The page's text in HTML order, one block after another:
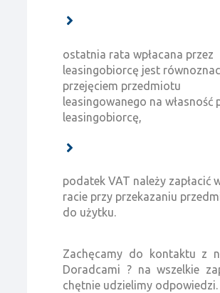
ostatnia rata wpłacana przez
leasingobiorcę jest
przejęciem przedmiotu
leasingowanego na własność
leasingobiorcę,
podatek VAT należy zapłacić
racie przy przekazaniu
do użytku.
Zachęcamy do kontaktu z
Doradcami ? na wszelkie
chętnie udzielimy odpowiedzi.